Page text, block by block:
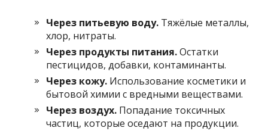
Через питьевую воду. Тяжёлые металлы,
хлор, нитраты.
Через продукты питания.Остатки
пестицидов, добавки, контаминанты.
Через кожу. Использование косметики и
бытовой химии с вредными веществами.
Через воздух. Попадание токсичных
частиц, которые оседают на продукции.